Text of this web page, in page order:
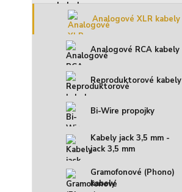
Analogové XLR kabely
Analogové RCA kabely
Reproduktorové kabely
Bi-Wire propojky
Kabely jack 3,5 mm -
jack 3,5 mm
Gramofonové (Phono)
kabely